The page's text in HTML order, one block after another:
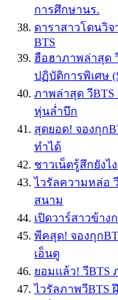
การศึกษานร.
ดาราสาวโดนวิ
BTS
ฮือฮาภาพล่าสุด
ปฏิบัติการพิเศษ
ภาพล่าสุด วี
หุ่นล่ำบึก
สุดยอด! จองกุก
ทำได้
ชาวเน็ตรู้สึกยังไ
ไวรัลความหล่อ
สนาม
เปิดวาร์สาวข้าง
พีคสุด! จองกุก
เอ็นดู
ยอมเเล้ว! วี
ไวรัลภาพวีBTS